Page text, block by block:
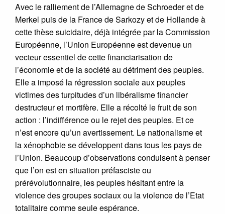
Avec le ralliement de l’Allemagne de Schroeder et de
Merkel puis de la France de Sarkozy et de Hollande à
cette thèse suicidaire, déjà intégrée par la Commission
Européenne, l’Union Européenne est devenue un
vecteur essentiel de cette financiarisation de
l’économie et de la société au détriment des peuples.
Elle a imposé la régression sociale aux peuples
victimes des turpitudes d’un libéralisme financier
destructeur et mortifère. Elle a récolté le fruit de son
action : l’indifférence ou le rejet des peuples. Et ce
n’est encore qu’un avertissement. Le nationalisme et
la xénophobie se développent dans tous les pays de
l’Union. Beaucoup d’observations conduisent à penser
que l’on est en situation préfasciste ou
prérévolutionnaire, les peuples hésitant entre la
violence des groupes sociaux ou la violence de l’Etat
totalitaire comme seule espérance.